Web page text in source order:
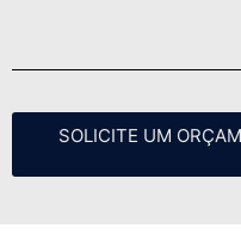
SOLICITE UM